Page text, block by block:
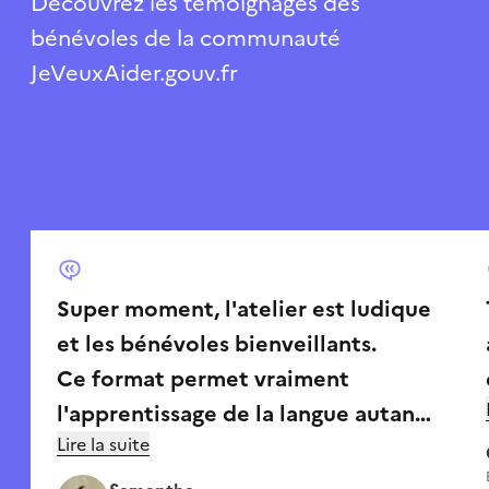
bénévoles de la communauté
JeVeuxAider.gouv.fr
Super moment, l'atelier est ludique
et les bénévoles bienveillants.
Ce format permet vraiment
l'apprentissage de la langue autant
à l'écrit qu'à l'oral.
Lire la suite